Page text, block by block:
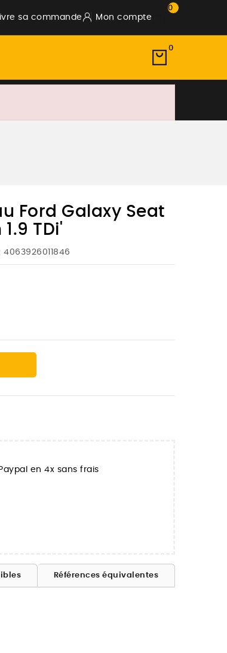
sa commande Mon compte
0
0
Ford Galaxy Seat
TDi'
4063926011846
en 4x sans frais
Références équivalentes